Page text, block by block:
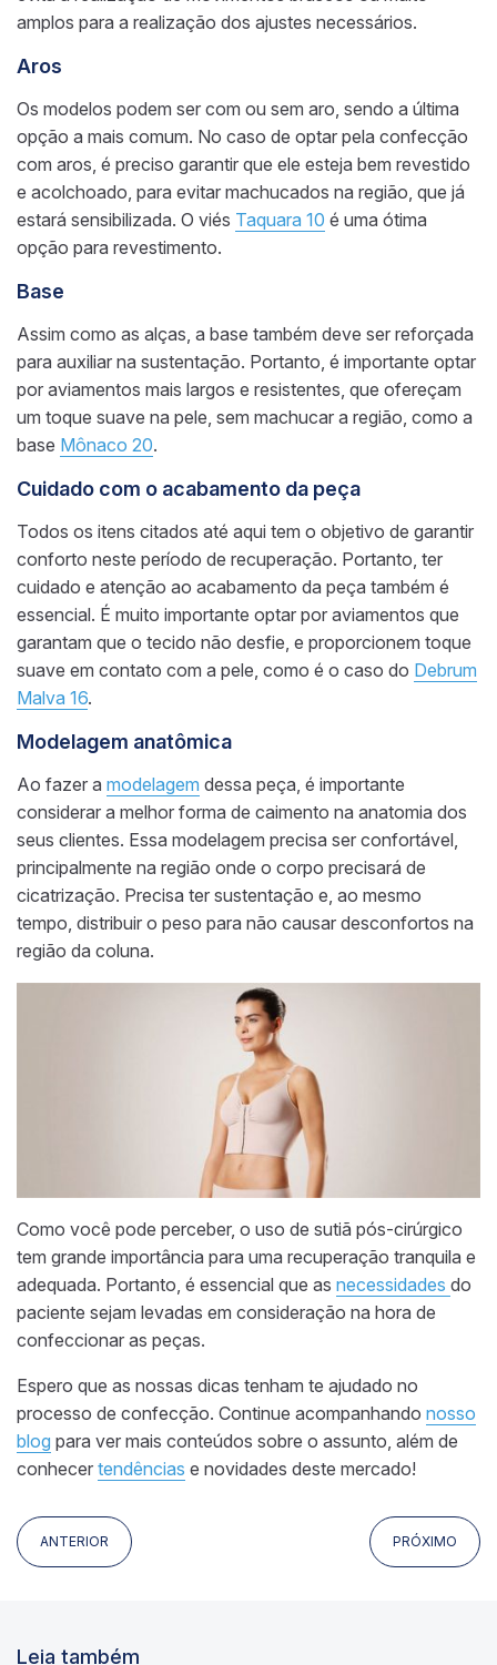
amplos para a realização dos ajustes necessários.
Aros
Os modelos podem ser com ou sem aro, sendo a última
opção a mais comum. No caso de optar pela confecção
com aros, é preciso garantir que ele esteja bem revestido
e acolchoado, para evitar machucados na região, que já
estará sensibilizada. O viés Taquara 10 é uma ótima
opção para revestimento.
Base
Assim como as alças, a base também deve ser reforçada
para auxiliar na sustentação. Portanto, é importante optar
por aviamentos mais largos e resistentes, que ofereçam
um toque suave na pele, sem machucar a região, como a
base Mônaco 20.
Cuidado com o acabamento da peça
Todos os itens citados até aqui tem o objetivo de garantir
conforto neste período de recuperação. Portanto, ter
cuidado e atenção ao acabamento da peça também é
essencial. É muito importante optar por aviamentos que
garantam que o tecido não desfie, e proporcionem toque
suave em contato com a pele, como é o caso do Debrum
Malva 16.
Modelagem anatômica
Ao fazer a modelagem dessa peça, é importante
considerar a melhor forma de caimento na anatomia dos
seus clientes. Essa modelagem precisa ser confortável,
principalmente na região onde o corpo precisará de
cicatrização. Precisa ter sustentação e, ao mesmo
tempo, distribuir o peso para não causar desconfortos na
região da coluna.
Como você pode perceber, o uso de sutiã pós-cirúrgico
tem grande importância para uma recuperação tranquila e
adequada. Portanto, é essencial que as necessidades do
paciente sejam levadas em consideração na hora de
confeccionar as peças.
Espero que as nossas dicas tenham te ajudado no
processo de confecção. Continue acompanhando nosso
blog para ver mais conteúdos sobre o assunto, além de
conhecer tendências e novidades deste mercado!
ANTERIOR PRÓXIMO
Leia também